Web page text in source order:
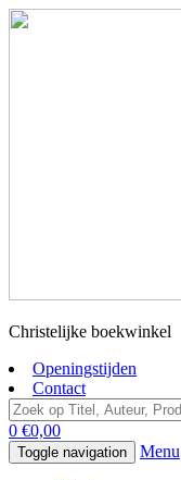
Christelijke boekwinkel
Openingstijden
Contact
0 €0,00
Toggle navigation Menu